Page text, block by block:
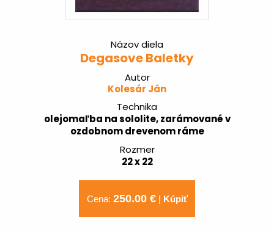
Názov diela
Degasove Baletky
Autor
Kolesár Ján
Technika
olejomaľba na sololite, zarámované v
ozdobnom drevenom ráme
Rozmer
22 x 22
Cena: 250.00 €| Kúpiť